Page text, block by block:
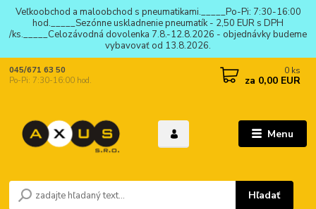
Veľkoobchod a maloobchod s pneumatikami._____Po-Pi: 7:30-16:00
hod._____Sezónne uskladnenie pneumatík - 2,50 EUR s DPH
/ks._____Celozávodná dovolenka 7.8.-12.8.2026 - objednávky budeme
vybavovať od 13.8.2026.
Menu
Hľadať
045/671 63 50
Po-Pi: 7:30-16:00 hod.
0 ks
za 0,00 EUR